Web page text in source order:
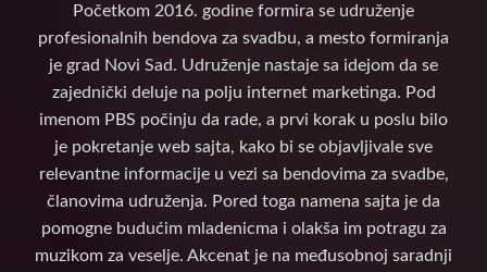
Početkom 2016. godine formira se udruženje
profesionalnih bendova za svadbu, a mesto formiranja
je grad Novi Sad. Udruženje nastaje sa idejom da se
zajednički deluje na polju internet marketinga. Pod
imenom PBS počinju da rade, a prvi korak u poslu bilo
je pokretanje web sajta, kako bi se objavljivale sve
relevantne informacije u vezi sa bendovima za svadbe,
članovima udruženja. Pored toga namena sajta je da
pomogne budućim mladenicma i olakša im potragu za
muzikom za veselje. Akcenat je na međusobnoj saradnji